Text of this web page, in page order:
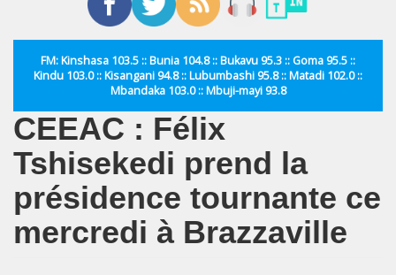
FM: Kinshasa 103.5 :: Bunia 104.8 :: Bukavu 95.3 :: Goma 95.5 ::
Kindu 103.0 :: Kisangani 94.8 :: Lubumbashi 95.8 :: Matadi 102.0 ::
Mbandaka 103.0 :: Mbuji-mayi 93.8
CEEAC : Félix
Tshisekedi prend la
présidence tournante ce
mercredi à Brazzaville